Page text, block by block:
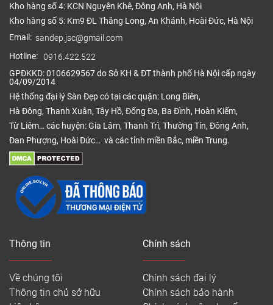
Kho hàng số 4: KCN Nguyên Khê, Đông Anh, Hà Nội
Kho hàng số 5: Km9 ĐL Thăng Long, An Khánh, Hoài Đức, Hà Nội
Email: sandep.jsc@gmail.com
Hotline: 0916.422.522
GPĐKKD: 0106629567 do Sở KH & ĐT thành phố Hà Nội cấp ngày
04/09/2014
Hệ thống đại lý Sàn Đẹp có tại các quận: Long Biên,
Hà Đông, Thanh Xuân, Tây Hồ, Đống Đa, Ba Đình, Hoàn Kiếm,
Từ Liêm… các huyện: Gia Lâm, Thanh Trì, Thường Tín, Đông Anh,
Đan Phượng, Hoài Đức… và các tỉnh miền Bắc, miền Trung.
Thông tin
Về chúng tôi
Thông tin chủ sở hữu
Chính sách
Chính sách đại lý
Chính sách bảo hành